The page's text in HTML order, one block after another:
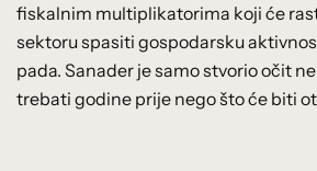
fiskalnim multiplikatorima koji će
sektoru spasiti gospodarsku
pada. Sanader je samo stvorio očit
trebati godine prije nego što će biti